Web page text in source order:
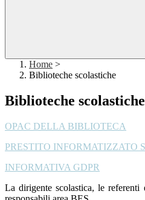
Home >
Biblioteche scolastiche
Biblioteche scolastiche
OPAC DELLA BIBLIOTECA
PRESTITO INFORMATIZZATO
INFORMATIVA GDPR
La dirigente scolastica, le referenti